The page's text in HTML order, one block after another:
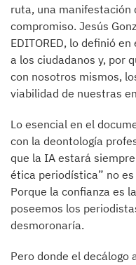
ruta, una manifestación
compromiso. Jesús
EDITORED, lo definió
a los ciudadanos y, por
con nosotros mismos,
viabilidad de nuestras
Lo esencial en el
con la deontología
que la IA estará
ética periodística” no
Porque la confianza es
poseemos los
desmoronaría.
Pero donde el decálogo